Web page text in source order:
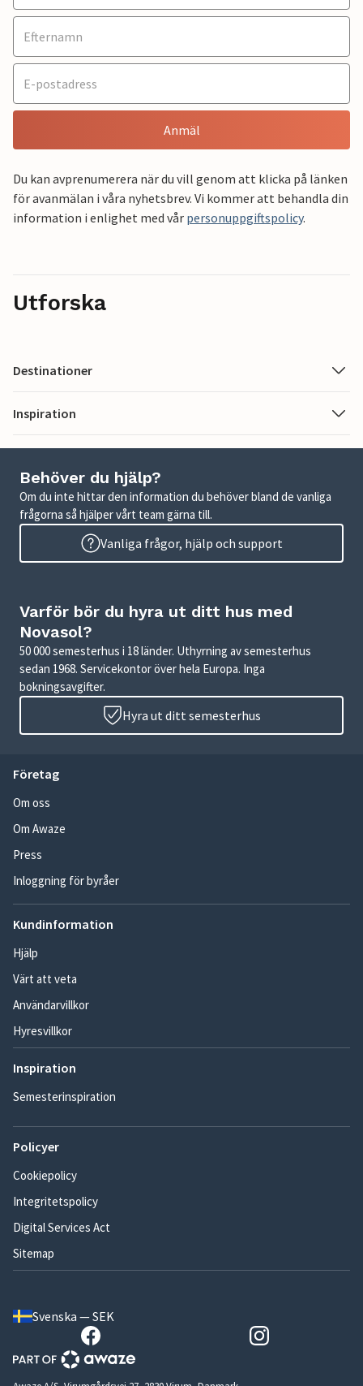
Anmäl
Du kan avprenumerera när du vill genom att klicka på länken
för avanmälan i våra nyhetsbrev. Vi kommer att behandla din
information i enlighet med vår personuppgiftspolicy.
Utforska
Destinationer
Inspiration
Behöver du hjälp?
Om du inte hittar den information du behöver bland de vanliga
frågorna så hjälper vårt team gärna till.
Vanliga frågor, hjälp och support
Varför bör du hyra ut ditt hus med
Novasol?
50 000 semesterhus i 18 länder. Uthyrning av semesterhus
sedan 1968. Servicekontor över hela Europa. Inga
bokningsavgifter.
Hyra ut ditt semesterhus
Företag
Om oss
Om Awaze
Press
Inloggning för byråer
Kundinformation
Hjälp
Värt att veta
Användarvillkor
Hyresvillkor
Inspiration
Semesterinspiration
Policyer
Cookiepolicy
Integritetspolicy
Digital Services Act
Sitemap
Svenska — SEK